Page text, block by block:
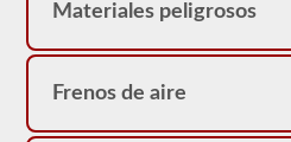
prueba
frenos
pero
podrá
Materiales peligrosos
Frenos de aire